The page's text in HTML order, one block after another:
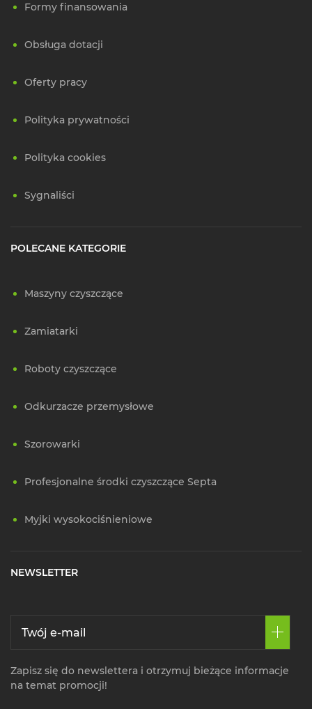
Formy finansowania
Obsługa dotacji
Oferty pracy
Polityka prywatności
Polityka cookies
Sygnaliści
POLECANE KATEGORIE
Maszyny czyszczące
Zamiatarki
Roboty czyszczące
Odkurzacze przemysłowe
Szorowarki
Profesjonalne środki czyszczące Septa
Myjki wysokociśnieniowe
NEWSLETTER
Zapisz się do newslettera i otrzymuj bieżące informacje
na temat promocji!